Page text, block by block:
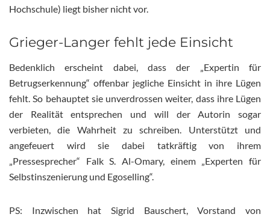
Hochschule) liegt bisher nicht vor.
Grieger-Langer fehlt jede Einsicht
Bedenklich erscheint dabei, dass der „Expertin für
Betrugserkennung“ offenbar jegliche Einsicht in ihre Lügen
fehlt. So behauptet sie unverdrossen weiter, dass ihre Lügen
der Realität entsprechen und will der Autorin sogar
verbieten, die Wahrheit zu schreiben. Unterstützt und
angefeuert wird sie dabei tatkräftig von ihrem
„Pressesprecher“ Falk S. Al-Omary, einem „Experten für
Selbstinszenierung und Egoselling“.
PS: Inzwischen hat Sigrid Bauschert, Vorstand von